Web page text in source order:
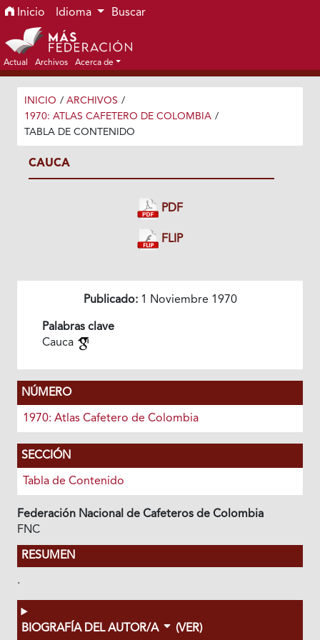
Ir al menú de navegación principal
Ir al contenido principal
Ir al pie de página del sitio
Inicio Idioma Buscar
Actual Archivos Acerca de
INICIO / ARCHIVOS /
1970: ATLAS CAFETERO DE COLOMBIA /
TABLA DE CONTENIDO
CAUCA
PDF
FLIP
Publicado:1 Noviembre 1970
Palabras clave
Cauca
NÚMERO
1970: Atlas Cafetero de Colombia
SECCIÓN
Tabla de Contenido
Federación Nacional de Cafeteros de Colombia
FNC
RESUMEN
.
BIOGRAFÍA DEL AUTOR/A (VER)